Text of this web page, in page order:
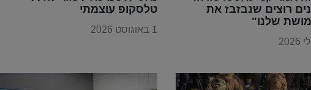
טלסקופ עוצמתי
1 באוגוסט 2026
רוצים שנבזבז את
שלנו"